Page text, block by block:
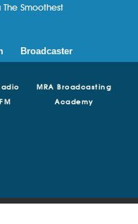
Smoothest
Broadcaster
FM
MRA Broadcasting
Academy